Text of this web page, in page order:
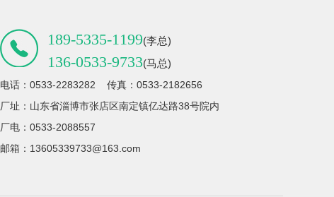
189-5335-1199(李总)
136-0533-9733(马总)
电话：0533-2283282 传真：0533-2182656
厂址：山东省淄博市张店区南定镇亿达路38号院内
厂电：0533-2088557
邮箱：13605339733@163.com